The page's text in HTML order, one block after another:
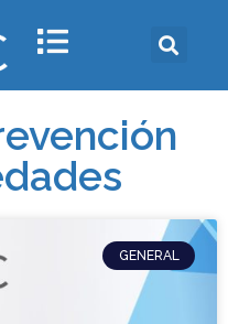
GENERAL